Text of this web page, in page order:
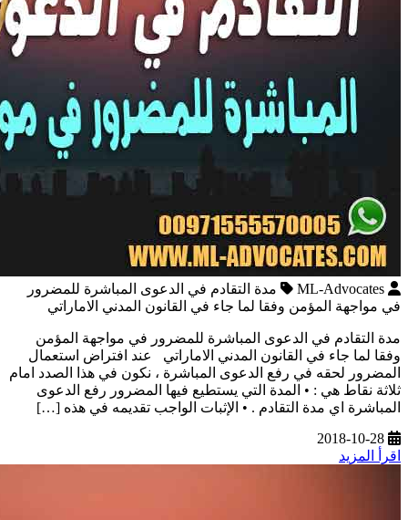
ML-Advocates
مدة التقادم في الدعوى المباشرة للمضرور
في مواجهة المؤمن وفقا لما جاء في القانون المدني الاماراتي
مدة التقادم في الدعوى المباشرة للمضرور في مواجهة المؤمن
وفقا لما جاء في القانون المدني الاماراتي عند افتراض استعمال
المضرور لحقه في رفع الدعوى المباشرة ، نكون في هذا الصدد امام
ثلاثة نقاط هي : • المدة التي يستطيع فيها المضرور رفع الدعوى
المباشرة اي مدة التقادم . • الإثبات الواجب تقديمه في هذه […]
2018-10-28
اقرأ المزيد